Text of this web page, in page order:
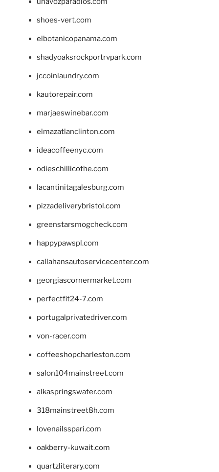
shoes-vert.com
elbotanicopanama.com
shadyoaksrockportrvpark.com
jccoinlaundry.com
kautorepair.com
marjaeswinebar.com
elmazatlanclinton.com
ideacoffeenyc.com
odieschillicothe.com
lacantinitagalesburg.com
pizzadeliverybristol.com
greenstarsmogcheck.com
happypawspl.com
callahansautoservicecenter.com
georgiascornermarket.com
perfectfit24-7.com
portugalprivatedriver.com
von-racer.com
coffeeshopcharleston.com
salon104mainstreet.com
alkaspringswater.com
318mainstreet8h.com
lovenailsspari.com
oakberry-kuwait.com
quartzliterary.com